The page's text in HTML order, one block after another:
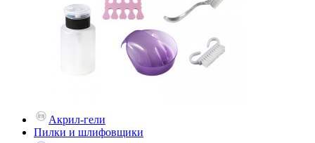
Акрил-гели
Пилки и шлифовщики